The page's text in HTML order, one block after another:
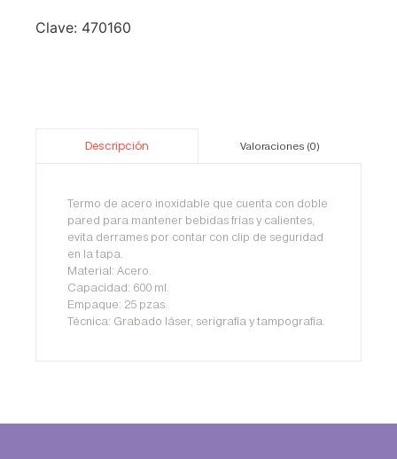
Clave: 470160
Descripción Valoraciones (0)
Termo de acero inoxidable que cuenta con doble
pared para mantener bebidas frías y calientes,
evita derrames por contar con clip de seguridad
en la tapa.
Material: Acero.
Capacidad: 600 ml.
Empaque: 25 pzas.
Técnica: Grabado láser, serigrafí­a y tampografí­a.